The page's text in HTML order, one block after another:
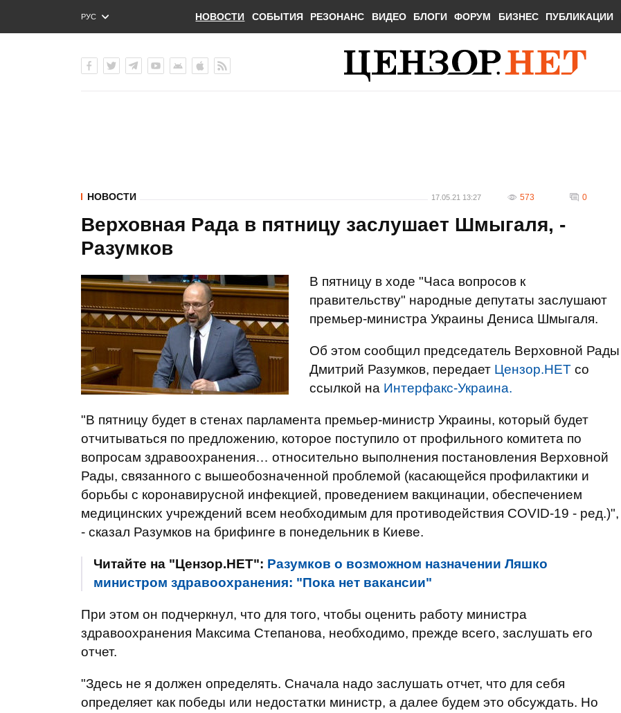
РУС
ENG
НОВОСТИ СОБЫТИЯ РЕЗОНАНС ВИДЕО БЛОГИ ФОРУМ БИЗНЕС ПУБЛИКАЦИИ
НОВОСТИ 17.05.21 13:27 573 0
Верховная Рада в пятницу заслушает Шмыгаля, -
Разумков
В пятницу в ходе "Часа вопросов к
правительству" народные депутаты заслушают
премьер-министра Украины Дениса Шмыгаля.
Об этом сообщил председатель Верховной Рады
Дмитрий Разумков, передает Цензор.НЕТ со
ссылкой на Интерфакс-Украина.
"В пятницу будет в стенах парламента премьер-министр Украины, который будет
отчитываться по предложению, которое поступило от профильного комитета по
вопросам здравоохранения… относительно выполнения постановления Верховной
Рады, связанного с вышеобозначенной проблемой (касающейся профилактики и
борьбы с коронавирусной инфекцией, проведением вакцинации, обеспечением
медицинских учреждений всем необходимым для противодействия COVID-19 - ред.)",
- сказал Разумков на брифинге в понедельник в Киеве.
Читайте на "Цензор.НЕТ": Разумков о возможном назначении Ляшко
министром здравоохранения: "Пока нет вакансии"
При этом он подчеркнул, что для того, чтобы оценить работу министра
здравоохранения Максима Степанова, необходимо, прежде всего, заслушать его
отчет.
"Здесь не я должен определять. Сначала надо заслушать отчет, что для себя
определяет как победы или недостатки министр, а далее будем это обсуждать. Но